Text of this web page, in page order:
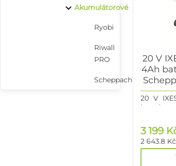
Akumulátorové
Ryobi
Riwall
PRO
Scheppach
20 V
4Ah
20 V
baterie +
3 199
2 643.8 Kč